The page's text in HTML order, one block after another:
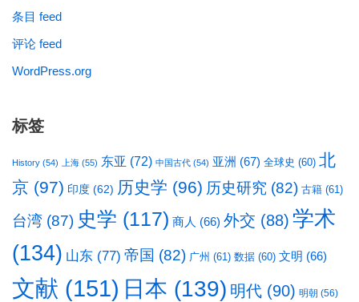
条目 feed
评论 feed
WordPress.org
标签
History (54) 上海 (55) 东亚 (72) 中国古代 (54) 亚洲 (67) 全球史 (60) 北
京 (97) 印度 (62) 历史学 (96) 历史研究 (82) 古籍 (61)
台湾 (87) 史学 (117) 商人 (66) 外交 (88) 学术
(134) 山东 (77) 帝国 (82) 广州 (61) 数据 (60) 文明 (66)
文献 (151) 日本 (139) 明代 (90) 明朝 (56)